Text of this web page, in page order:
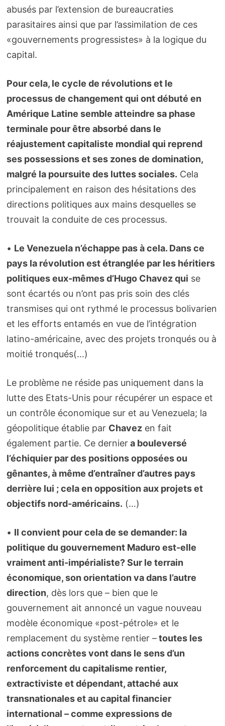
abusés par l’extension de bureaucraties
parasitaires ainsi que par l’assimilation de ces
«gouvernements progressistes» à la logique du
capital.
Pour cela, le cycle de révolutions et le
processus de changement qui ont débuté en
Amérique Latine semble atteindre sa phase
terminale pour être absorbé dans le
réajustement capitaliste mondial qui reprend
ses possessions et ses zones de domination,
malgré la poursuite des luttes sociales. Cela
principalement en raison des hésitations des
directions politiques aux mains desquelles se
trouvait la conduite de ces processus.
• Le Venezuela n’échappe pas à cela. Dans ce
pays la révolution est étranglée par les héritiers
politiques eux-mêmes d’Hugo Chavez qui se
sont écartés ou n’ont pas pris soin des clés
transmises qui ont rythmé le processus bolivarien
et les efforts entamés en vue de l’intégration
latino-américaine, avec des projets tronqués ou à
moitié tronqués(…)
Le problème ne réside pas uniquement dans la
lutte des Etats-Unis pour récupérer un espace et
un contrôle économique sur et au Venezuela; la
géopolitique établie par Chavezen fait
également partie. Ce derniera bouleversé
l’échiquier par des positions opposées ou
gênantes, à même d’entraîner d’autres pays
derrière lui ; cela en opposition aux projets et
objectifs nord-américains. (…)
• Il convient pour cela de se demander: la
politique du gouvernement Maduro est-elle
vraiment anti-impérialiste? Sur le terrain
économique, son orientation va dans l’autre
direction, dès lors que – bien que le
gouvernement ait annoncé un vague nouveau
modèle économique «post-pétrole» et le
remplacement du système rentier –toutes les
actions concrètes vont dans le sens d’un
renforcement du capitalisme rentier,
extractiviste et dépendant, attaché aux
transnationales et au capital financier
international – comme expressions de